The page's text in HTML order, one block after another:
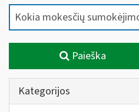
Paieška
Kategorijos